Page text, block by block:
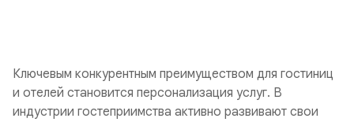
Ключевым конкурентным преимуществом для гостиниц
и отелей становится персонализация услуг. В
индустрии гостеприимства активно развивают свои